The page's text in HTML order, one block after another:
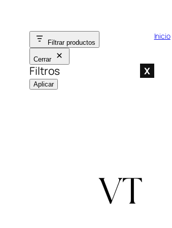
contenidoFiltrar productos
Cerrar
Filtros X
Aplicar
Inicio